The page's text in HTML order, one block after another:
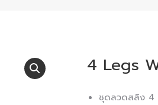
4 Legs
ชุดลวดสลิง 4